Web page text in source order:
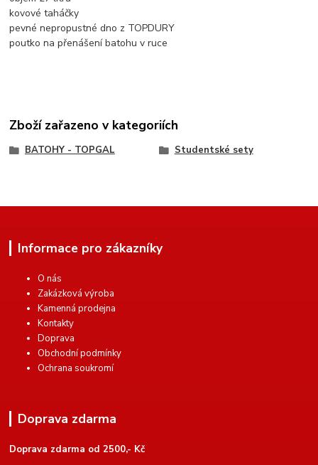
kovové taháčky
pevné nepropustné dno z TOPDURY
poutko na přenášení batohu v ruce
Zboží zařazeno v kategoriích
BATOHY - TOPGAL Studentské sety
Informace pro zákazníky
O nás
Zakázková výroba
Kamenná prodejna
Kontakty
Doprava
Obchodní podmínky
Ochrana soukromí
Doprava zdarma
Doprava zdarma od 2500,- Kč